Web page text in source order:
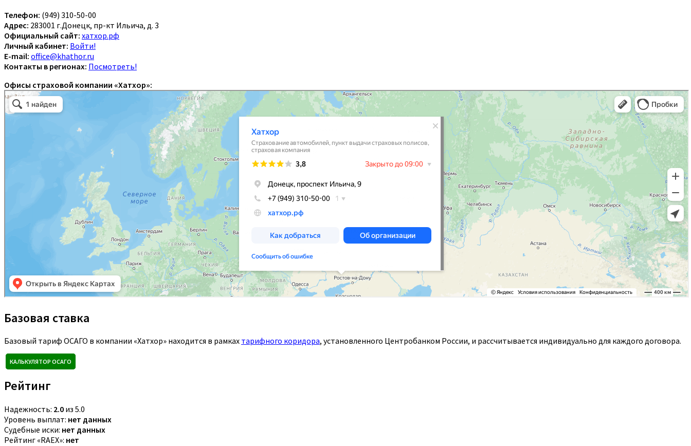
Телефон: (949) 310-50-00
Адрес: 283001 г.Донецк, пр-кт Ильича, д. 3
Официальный сайт: хатхор.рф
Личный кабинет: Войти!
E-mail: office@khathor.ru
Контакты в регионах: Посмотреть!
Офисы страховой компании «Хатхор»:
Базовая ставка
Базовый тариф ОСАГО в компании «Хатхор» находится в рамках тарифного коридора, установленного Центробанком России, и рассчитывается индивидуально для каждого договора.
КАЛЬКУЛЯТОР ОСАГО
Рейтинг
Надежность: 2.0 из 5.0
Уровень выплат: нет данных
Судебные иски: нет данных
Рейтинг «RAEX»: нет